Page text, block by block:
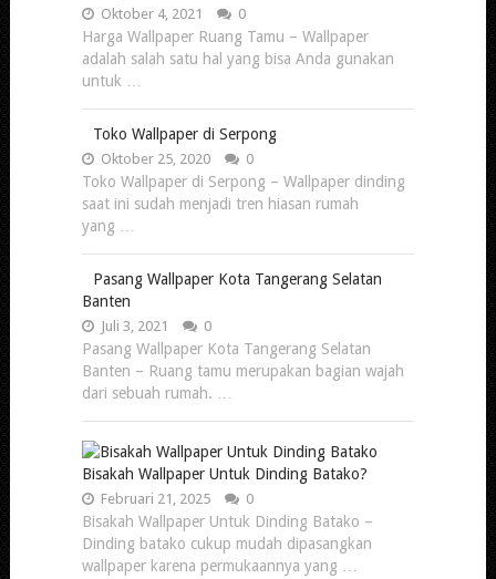
Oktober 4, 2021 0
Harga Wallpaper Ruang Tamu – Wallpaper
adalah salah satu hal yang bisa Anda gunakan
untuk …
Toko Wallpaper di Serpong
Oktober 25, 2020 0
Toko Wallpaper di Serpong – Wallpaper dinding
saat ini sudah menjadi tren hiasan rumah
yang …
Pasang Wallpaper Kota Tangerang Selatan
Banten
Juli 3, 2021 0
Pasang Wallpaper Kota Tangerang Selatan
Banten – Ruang tamu merupakan bagian wajah
dari sebuah rumah. …
Bisakah Wallpaper Untuk Dinding Batako?
Februari 21, 2025 0
Bisakah Wallpaper Untuk Dinding Batako –
Dinding batako cukup mudah dipasangkan
wallpaper karena permukaannya yang …